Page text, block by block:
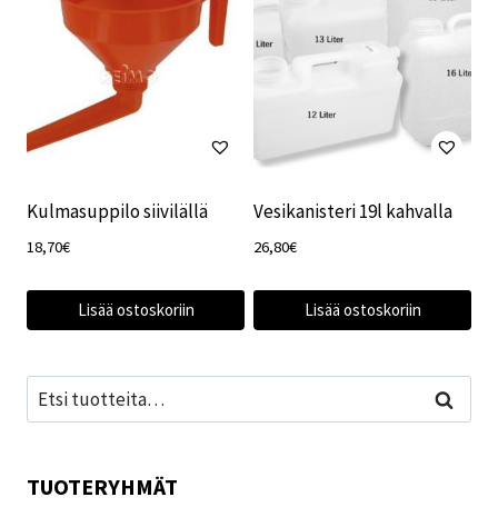
Kulmasuppilo siivilällä
18,70€
Lisää ostoskoriin
Vesikanisteri 19l kahvalla
26,80€
Lisää ostoskoriin
Etsi: Haku
TUOTERYHMÄT